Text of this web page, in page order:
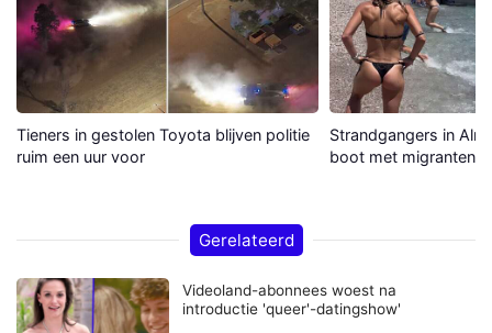
Tieners in gestolen Toyota blijven politie
ruim een uur voor
Strandgangers in
boot met migranten
Gerelateerd
Videoland-abonnees woest na
introductie 'queer'-datingshow'